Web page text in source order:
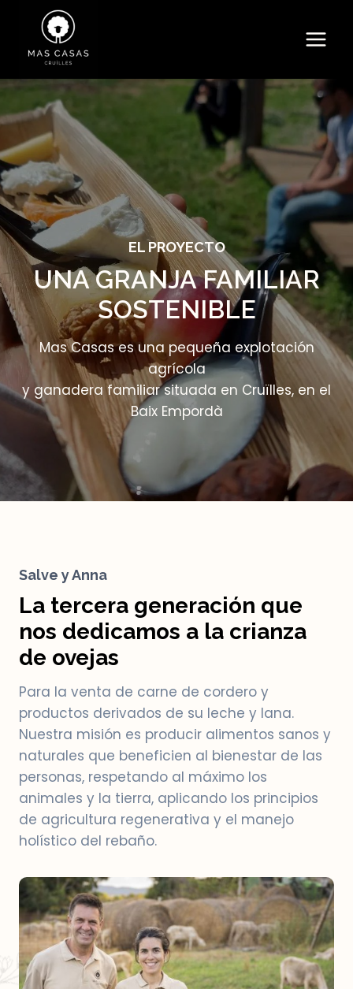
contenido
EL PROYECTO
UNA GRANJA FAMILIAR
SOSTENIBLE
Mas Casas es una pequeña explotación
agrícola
y ganadera familiar situada en Cruïlles, en el
Baix Empordà
Salve y Anna
La tercera generación que
nos dedicamos a la crianza
de ovejas
Para la venta de carne de cordero y
productos derivados de su leche y lana.
Nuestra misión es producir alimentos sanos y
naturales que beneficien al bienestar de las
personas, respetando al máximo los
animales y la tierra, aplicando los principios
de agricultura regenerativa y el manejo
holístico del rebaño.